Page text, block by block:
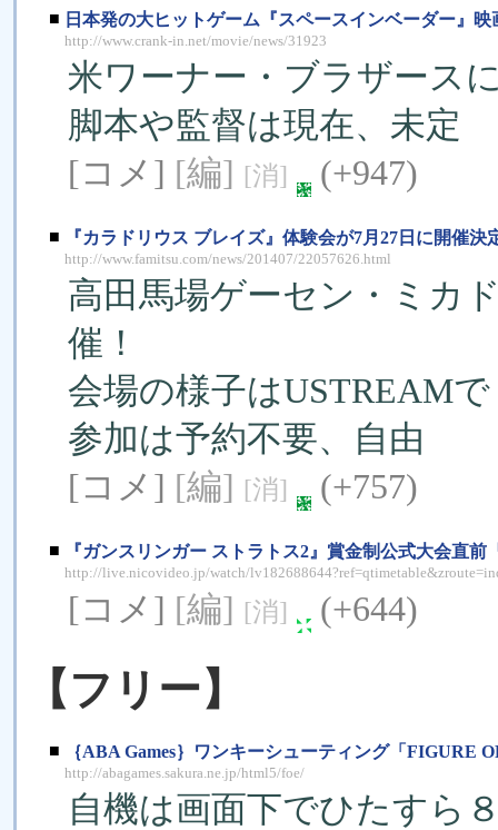
■ 日本発の大ヒットゲーム『スペースインベーダー』
http://www.crank-in.net/movie/news/31923
米ワーナー・ブラザース
脚本や監督は現在、未定
[コメ] [編] [消] (+947)
■ 『カラドリウス ブレイズ』体験会が7月27日に開催
http://www.famitsu.com/news/201407/22057626.html
高田馬場ゲーセン・ミカ
催！
会場の様子はUSTREAM
参加は予約不要、自由
[コメ] [編] [消] (+757)
■ 『ガンスリンガー ストラトス2』賞金制公式大会直
http://live.nicovideo.jp/watch/
[コメ] [編] [消] (+644)
【フリー】
■ ｛ABA Games｝ワンキーシューティング「FIGURE
http://abagames.sakura.ne.jp/html5/foe/
自機は画面下でひたすら